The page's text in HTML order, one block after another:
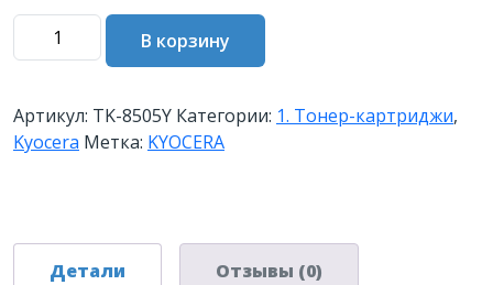
Количество
товара
картридж
TK-
8505Y
стр.
Yellow
В корзину
Артикул: TK-8505Y Категории: 1. Тонер-картриджи,
Kyocera Метка: KYOCERA
Детали Отзывы (0)